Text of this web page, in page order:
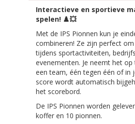
Interactieve en sportieve
spelen! ♟️💥
Met de IPS Pionnen kun je
combineren! Ze zijn perfect
tijdens sportactiviteiten,
evenementen. Je neemt het op
een team, één tegen één of in
score wordt automatisch
het scorebord.
De IPS Pionnen worden
koffer en 10 pionnen.